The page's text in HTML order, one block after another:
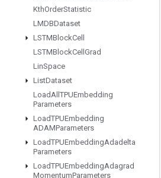
KthOrderStatistic
LMDBDataset
LSTMBlockCell
LSTMBlockCell Grad
LinSpace
ListDataset
LoadAll TPUEmbedding
Parameters
LoadTPUEmbedding
ADAMParameters
LoadTPUEmbeddingAdadelta
Parameters
LoadTPUEmbeddingAdagrad
MomentumParameters